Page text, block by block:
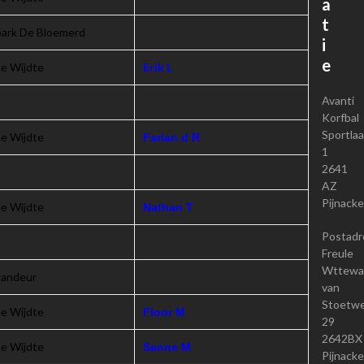
De Bloemerd
Wijdte Erik L
Wijdte Farian d R
Wijdte Nathan T
Wijdte Floor M
Wijdte Sanne M
a
t
i
e
Avanti
Korfbal
1
2641
AZ
Freule
van
29
2642BX